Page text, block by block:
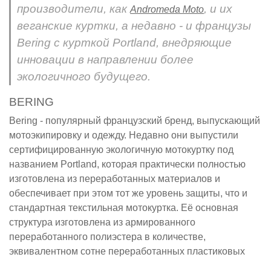
производители, как Andromeda Moto, и их
веганские куртки, а недавно - и французы
Bering с курткой Portland, внедряющие
инновации в направлении более
экологичного будущего.
BERING
Bering - популярный французский бренд, выпускающий
мотоэкипировку и одежду. Недавно они выпустили
сертифицированную экологичную мотокуртку под
названием Portland, которая практически полностью
изготовлена из переработанных материалов и
обеспечивает при этом тот же уровень защиты, что и
стандартная текстильная мотокуртка. Её основная
структура изготовлена из армированного
переработанного полиэстера в количестве,
эквивалентном сотне переработанных пластиковых